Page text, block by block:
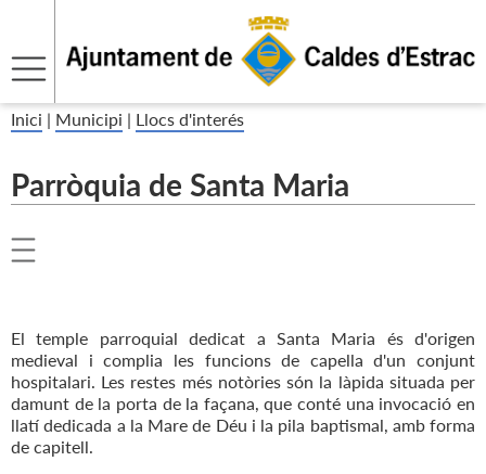
Inici | Municipi | Llocs d'interés
Parròquia de Santa Maria
El temple parroquial dedicat a Santa Maria és d'origen
medieval i complia les funcions de capella d'un conjunt
hospitalari. Les restes més notòries són la làpida situada per
damunt de la porta de la façana, que conté una invocació en
llatí dedicada a la Mare de Déu i la pila baptismal, amb forma
de capitell.